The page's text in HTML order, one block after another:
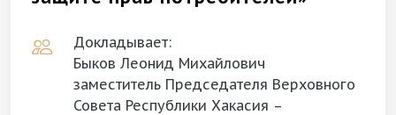
Докладывает:
Быков Леонид Михайлович
заместитель Председателя Верховного
Совета Республики Хакасия –